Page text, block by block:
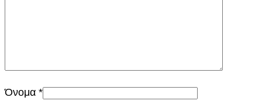
Όνομα *